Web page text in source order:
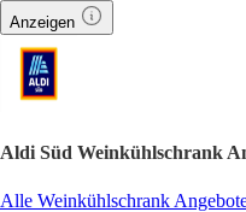
Anzeigen
Aldi Süd Weinkühlschrank
Alle Weinkühlschrank